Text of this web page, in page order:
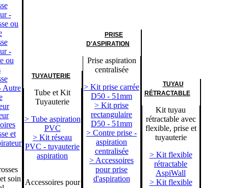
-
ou
-
ou
Autre
et
soin
TUYAUTERIE
Tube et Kit
Tuyauterie
> Tube aspiration
PVC
> Kit réseau
PVC - tuyauterie
aspiration
Accessoires pour
PRISE
D'ASPIRATION
Prise aspiration
centralisée
> Kit prise carrée
D50 - 51mm
> Kit prise
rectangulaire
D50 - 51mm
> Contre prise -
aspiration
centralisée
> Accessoires
pour prise
d'aspiration
TUYAU
RÉTRACTABLE
Kit tuyau
rétractable avec
flexible, prise et
tuyauterie
> Kit flexible
rétractable
AspiWall
> Kit flexible